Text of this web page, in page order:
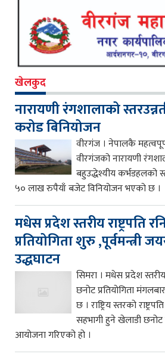
खेलकुद
नारायणी रंगशालाको
करोड बिनियोजन
वीरगंज । नेपालकै
वीरगंजको नारायणी
बहुउद्धेश्यीय कर्भडहलको
५० लाख रुपैयाँ बजेट विनियोजन भएको छ ।
मधेस प्रदेश स्तरीय राष्ट्रपति
प्रतियोगिता शुरु ,पूर्वमन्त्री
उद्धघाटन
सिमरा । मधेस प्रदेश स्तरीय
छनोट प्रतियोगिता
छ । राष्ट्रिय स्तरको
सहभागी हुने खेलाडी छनोट
आयोजना गरिएको हो ।